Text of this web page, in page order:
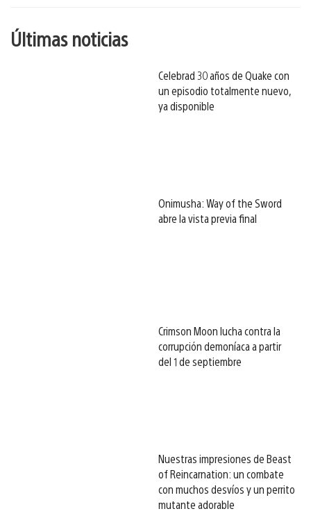
Últimas noticias
Celebrad 30 años de Quake con
un episodio totalmente nuevo,
ya disponible
Onimusha: Way of the Sword
abre la vista previa final
Crimson Moon lucha contra la
corrupción demoníaca a partir
del 1 de septiembre
Nuestras impresiones de Beast
of Reincarnation: un combate
con muchos desvíos y un perrito
mutante adorable